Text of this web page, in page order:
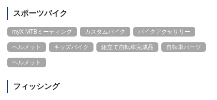
スポーツバイク
myX MTBミーティング カスタムバイク バイクアクセサリー
ヘルメット キッズバイク 組立て自転車完成品 自転車パーツ
ヘルメット
フィッシング